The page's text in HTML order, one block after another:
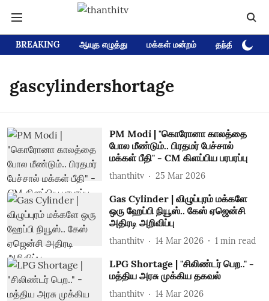
BREAKING ஆயுத எழுத்து மக்கள் மன்றம் தந்தி டிவி
gascylindershortage
PM Modi | "கொரோனா காலத்தை
போல மீண்டும்.. பிரதமர் பேச்சால்
மக்கள் பீதி" - CM கிளப்பிய பரபரப்பு
thanthitv 25 Mar 2026
Gas Cylinder | விழுப்புரம் மக்களே
ஒரு ஹேப்பி நியூஸ்.. கேஸ் ஏஜென்சி
அதிரடி அறிவிப்பு
thanthitv 14 Mar 2026 1 min read
LPG Shortage | "சிலிண்டர் பெற.." -
மத்திய அரசு முக்கிய தகவல்
thanthitv 14 Mar 2026